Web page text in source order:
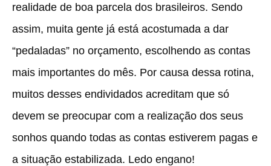
realidade de boa parcela dos brasileiros. Sendo
assim, muita gente já está acostumada a dar
“pedaladas” no orçamento, escolhendo as contas
mais importantes do mês. Por causa dessa rotina,
muitos desses endividados acreditam que só
devem se preocupar com a realização dos seus
sonhos quando todas as contas estiverem pagas e
a situação estabilizada. Ledo engano!